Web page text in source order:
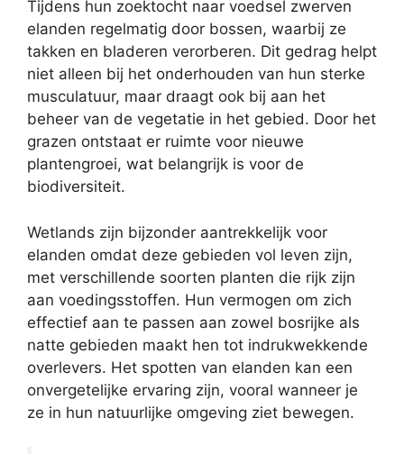
Tijdens hun zoektocht naar voedsel zwerven
elanden regelmatig door bossen, waarbij ze
takken en bladeren verorberen. Dit gedrag helpt
niet alleen bij het onderhouden van hun sterke
musculatuur, maar draagt ook bij aan het
beheer van de vegetatie in het gebied. Door het
grazen ontstaat er ruimte voor nieuwe
plantengroei, wat belangrijk is voor de
biodiversiteit.
Wetlands zijn bijzonder aantrekkelijk voor
elanden omdat deze gebieden vol leven zijn,
met verschillende soorten planten die rijk zijn
aan voedingsstoffen. Hun vermogen om zich
effectief aan te passen aan zowel bosrijke als
natte gebieden maakt hen tot indrukwekkende
overlevers. Het spotten van elanden kan een
onvergetelijke ervaring zijn, vooral wanneer je
ze in hun natuurlijke omgeving ziet bewegen.